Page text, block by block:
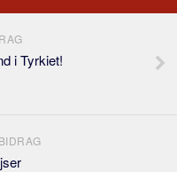
i Tyrkiet!